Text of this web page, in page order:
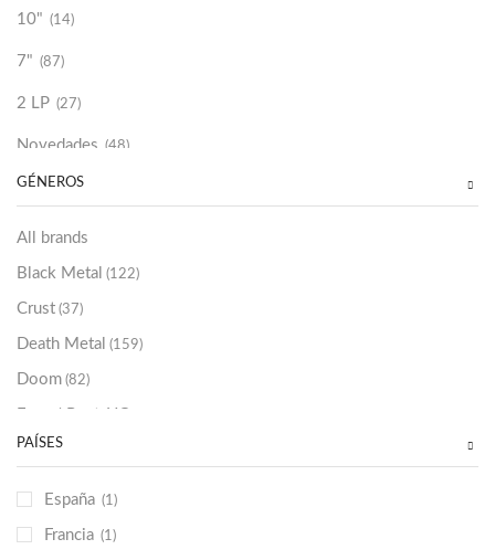
10" (14)
7" (87)
2 LP (27)
Novedades (48)
Vinilako (34)
Sold Out
GÉNEROS
All brands
Black Metal (122)
Crust (37)
Death Metal (159)
Doom (82)
Grindcore
PAÍSES
España (1)
Francia (1)